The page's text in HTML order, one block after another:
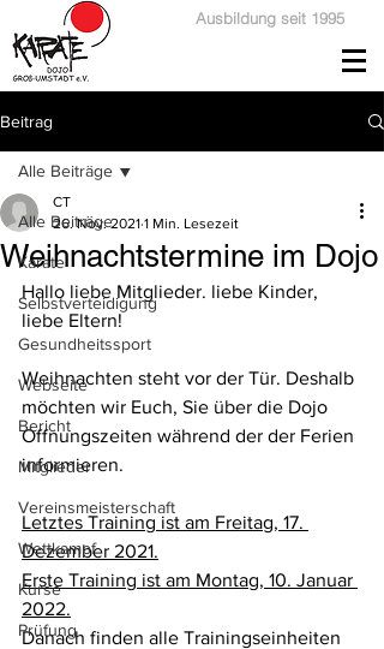
Ausbildung seit 1995
Beitrag
Alle Beiträge
Karate
Selbstverteidigung
Gesundheitssport
Webseite
Bericht
Mitglieder
Vereinsmeisterschaft
Wettkampf
Kurse
Prüfung
Alle Beiträge
Weihnachtstermine im Dojo
CT
26. Nov. 2021 1 Min. Lesezeit
Hallo liebe Mitglieder. liebe Kinder,
liebe Eltern!
Weihnachten steht vor der Tür. Deshalb
möchten wir Euch, Sie über die Dojo
Öffnungszeiten während der der Ferien
informieren.
Letztes Training ist am Freitag, 17.
Dezember 2021.
Erste Training ist am Montag, 10. Januar
2022.
Danach finden alle Trainingseinheiten